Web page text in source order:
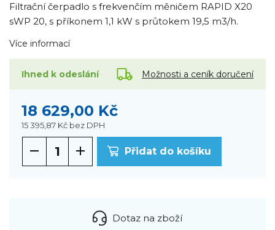
Filtrační čerpadlo s frekvenčím měničem RAPID X20
sWP 20, s příkonem 1,1 kW s průtokem 19,5 m3/h.
Více informací
Ihned k odeslání Možnosti a ceník doručení
18 629,00 Kč
15 395,87 Kč bez DPH
Přidat do košíku
Dotaz na zboží